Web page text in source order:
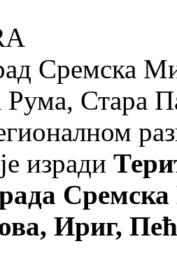
Сремска
Стара
изради
Ириг,